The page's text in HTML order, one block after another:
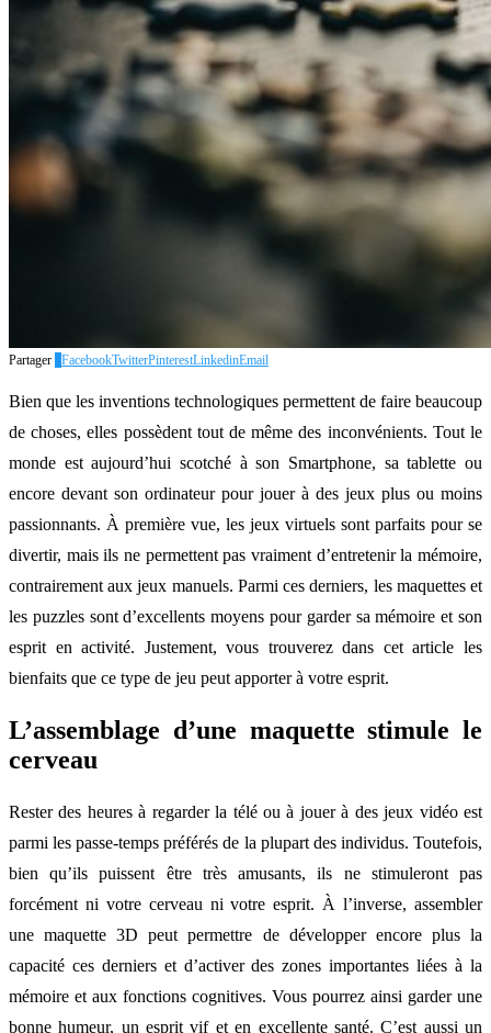
Partager FacebookTwitterPinterestLinkedinEmail
Bien que les inventions technologiques permettent de faire beaucoup
de choses, elles possèdent tout de même des inconvénients. Tout le
monde est aujourd’hui scotché à son Smartphone, sa tablette ou
encore devant son ordinateur pour jouer à des jeux plus ou moins
passionnants. À première vue, les jeux virtuels sont parfaits pour se
divertir, mais ils ne permettent pas vraiment d’entretenir la mémoire,
contrairement aux jeux manuels. Parmi ces derniers, les maquettes et
les puzzles sont d’excellents moyens pour garder sa mémoire et son
esprit en activité. Justement, vous trouverez dans cet article les
bienfaits que ce type de jeu peut apporter à votre esprit.
L’assemblage d’une maquette stimule le
cerveau
Rester des heures à regarder la télé ou à jouer à des jeux vidéo est
parmi les passe-temps préférés de la plupart des individus. Toutefois,
bien qu’ils puissent être très amusants, ils ne stimuleront pas
forcément ni votre cerveau ni votre esprit. À l’inverse, assembler
une maquette 3D peut permettre de développer encore plus la
capacité ces derniers et d’activer des zones importantes liées à la
mémoire et aux fonctions cognitives. Vous pourrez ainsi garder une
bonne humeur, un esprit vif et en excellente santé. C’est aussi un